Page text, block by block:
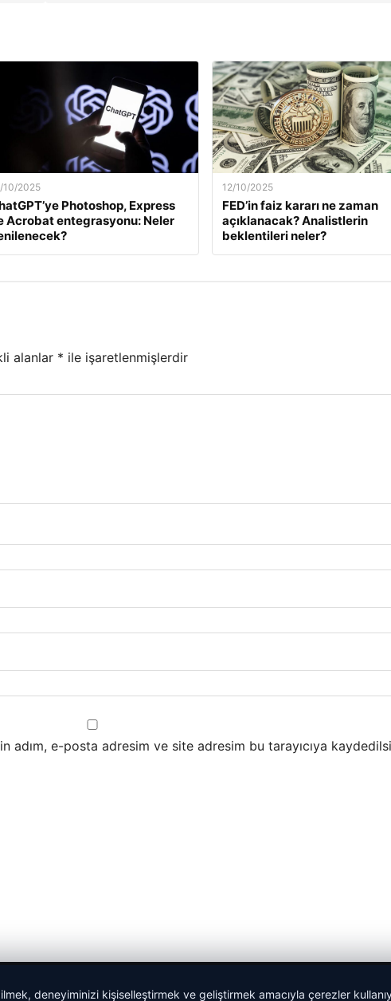
10/2025
Photoshop, Express
Acrobat entegrasyonu: Neler
12/10/2025
FED’in faiz kararı ne zaman
açıklanacak? Analistlerin
beklentileri neler?
alanlar * ile işaretlenmişlerdir
adım, e-posta adresim ve site adresim bu tarayıcıya
deneyiminizi kişiselleştirmek ve geliştirmek amacıyla çerezler